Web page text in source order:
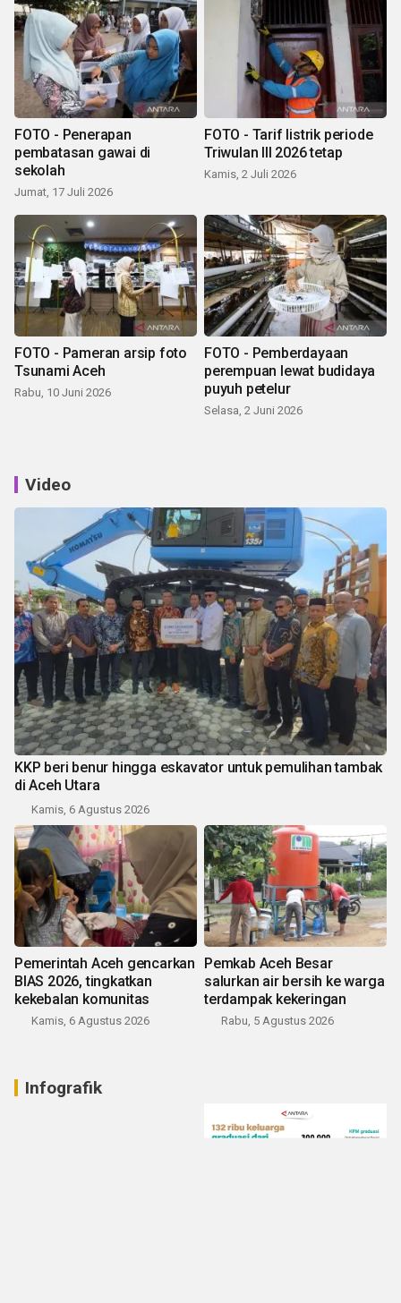
FOTO - Penerapan
pembatasan gawai di
sekolah
Jumat, 17 Juli 2026
FOTO - Tarif listrik periode
Triwulan III 2026 tetap
Kamis, 2 Juli 2026
FOTO - Pameran arsip foto
Tsunami Aceh
Rabu, 10 Juni 2026
FOTO - Pemberdayaan
perempuan lewat budidaya
puyuh petelur
Selasa, 2 Juni 2026
Video
KKP beri benur hingga eskavator untuk pemulihan tambak
di Aceh Utara
Kamis, 6 Agustus 2026
Pemerintah Aceh gencarkan
BIAS 2026, tingkatkan
kekebalan komunitas
Kamis, 6 Agustus 2026
Pemkab Aceh Besar
salurkan air bersih ke warga
terdampak kekeringan
Rabu, 5 Agustus 2026
Infografik